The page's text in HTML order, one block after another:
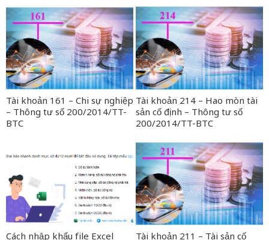
Tài khoản 161 – Chi sự nghiệp
– Thông tư số 200/2014/TT-
BTC
Tài khoản 214 – Hao mòn tài
sản cố định – Thông tư số
200/2014/TT-BTC